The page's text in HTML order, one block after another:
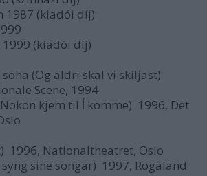
1987 (kiadói díj)
(kiadói díj)
(Og aldri skal vi skiljast) 
Scene, 1994
kjem til ĺ komme)  1996, Det
 1996, Nationaltheatret, Oslo
sine songar)  1997, Rogaland